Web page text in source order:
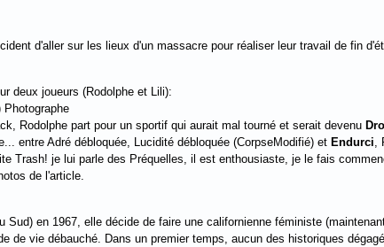
d'aller sur les lieux d'un massacre pour réaliser leur travail de fin
deux joueurs (Rodolphe et Lili):
Photographe
Rodolphe part pour un sportif qui aurait mal tourné et serait devenu
entre Adré débloquée, Lucidité débloquée (CorpseModifié) et Endurci
Trash! je lui parle des Préquelles, il est enthousiaste, je le fais
de l'article.
Sud) en 1967, elle décide de faire une californienne féministe
de vie débauché. Dans un premier temps, aucun des historiques